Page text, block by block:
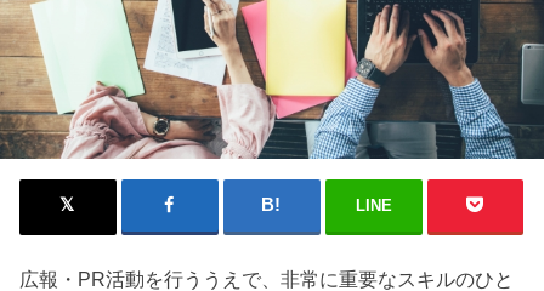
LINE
広報・PR活動を行ううえで、非常に重要なスキルのひと